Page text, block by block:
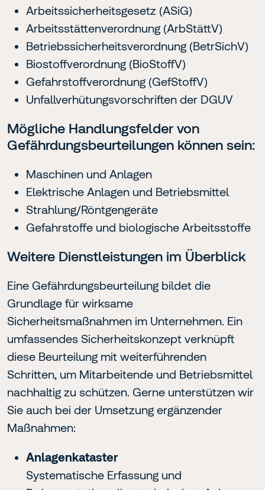
Arbeitssicherheitsgesetz (ASiG)
Arbeitsstättenverordnung (ArbStättV)
Betriebssicherheitsverordnung (BetrSichV)
Biostoffverordnung (BioStoffV)
Gefahrstoffverordnung (GefStoffV)
Unfallverhütungsvorschriften der DGUV
Mögliche Handlungsfelder von
Gefährdungsbeurteilungen können sein:
Maschinen und Anlagen
Elektrische Anlagen und Betriebsmittel
Strahlung/Röntgengeräte
Gefahrstoffe und biologische Arbeitsstoffe
Weitere Dienstleistungen im Überblick
Eine Gefährdungsbeurteilung bildet die
Grundlage für wirksame
Sicherheitsmaßnahmen im Unternehmen. Ein
umfassendes Sicherheitskonzept verknüpft
diese Beurteilung mit weiterführenden
Schritten, um Mitarbeitende und Betriebsmittel
nachhaltig zu schützen. Gerne unterstützen wir
Sie auch bei der Umsetzung ergänzender
Maßnahmen:
Anlagenkataster
Systematische Erfassung und